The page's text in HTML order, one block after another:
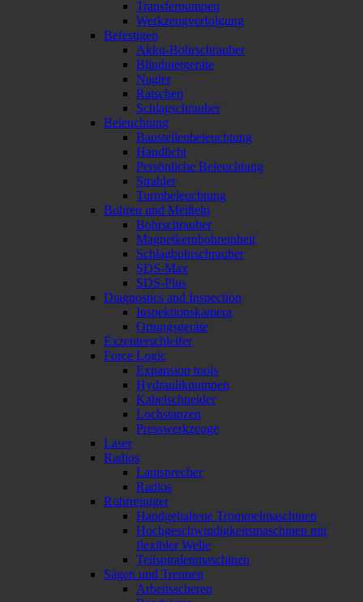
Transferpumpen
Werkzeugverfolgung
Befestigen
Akku-Bohrschrauber
Blindnietgeräte
Nagler
Ratschen
Schlagschrauber
Beleuchtung
Baustellenbeleuchtung
Handlicht
Persönliche Beleuchtung
Strahler
Turmbeleuchtung
Bohren und Meißeln
Bohrschrauber
Magnetkernbohreinheit
Schlagbohrschrauber
SDS-Max
SDS-Plus
Diagnostics and Inspection
Inspektionskamera
Ortungsgeräte
Exzenterschleifer
Force Logic
Expansion tools
Hydraulikpumpen
Kabelschneider
Lochstanzen
Presswerkzeuge
Laser
Radios
Lautsprecher
Radios
Rohrreiniger
Handgehaltene Trommelmaschinen
Hochgeschwindigkeitsmaschinen mit
flexibler Welle
Teilspiralenmaschinen
Sägen und Trennen
Arbeitsscheren